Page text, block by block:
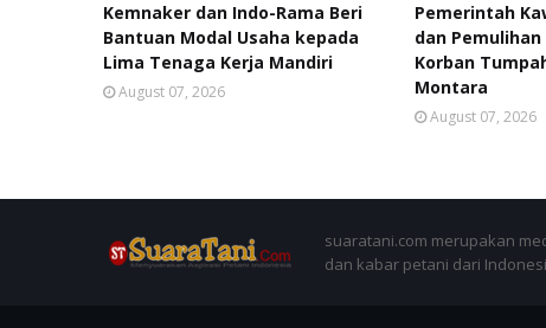
Kemnaker dan Indo-Rama Beri
Bantuan Modal Usaha kepada
Lima Tenaga Kerja Mandiri
August 07, 2026
Pemerintah
dan
Korban
Montara
August 07, 2026
suaratani.com merupakan
dan kabar petani dari